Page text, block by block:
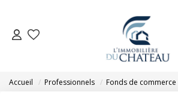
VENTE
Accueil Professionnels Fonds de commerce